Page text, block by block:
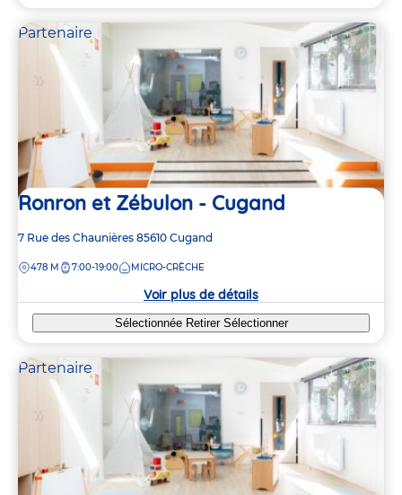
Partenaire
Ronron et Zébulon - Cugand
Adresse
la
7 Rue des Chaunières 85610 Cugand
DISTANCE
478 M 7:00-19:00 MICRO-CRÈCHE
Voir plus de détails
Sélectionnée Retirer Sélectionner
Partenaire